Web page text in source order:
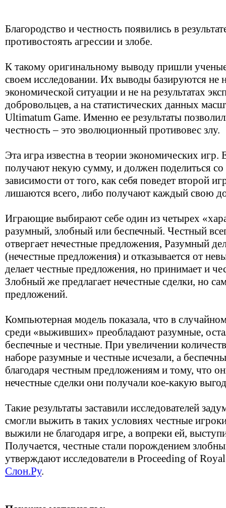
Благородство и честность появились в
противостоять агрессии и злобе.
К такому оригинальному выводу пришли
своем исследовании. Их выводы базируются не
экономической ситуации и не на результатах
добровольцев, а на статистических данных
Ultimatum Game. Именно ее результаты
честность – это эволюционный противовес злу.
Эта игра известна в теории экономических
получают некую сумму, и должен поделиться
зависимости от того, как себя поведет второй
лишаются всего, либо получают каждый свою
Играющие выбирают себе один из четырех
разумный, злобный или беспечный. Честный
отвергает нечестные предложения, Разумный
(нечестные предложения) и отказывается от
делает честные предложения, но принимает и
Злобный же предлагает нечестные сделки, но
предложений.
Компьютерная модель показала, что в
среди «выживших» преобладают разумные,
беспечные и честные. При увеличении
наборе разумные и честные исчезали, а
благодаря честным предложениям и тому, что
нечестные сделки они получали кое-какую
Такие результаты заставили исследователей
смогли выжить в таких условиях честные
выжили не благодаря игре, а вопреки ей,
Получается, честные стали порождением
утверждают исследователи в Proceeding of
Слон.Ру.